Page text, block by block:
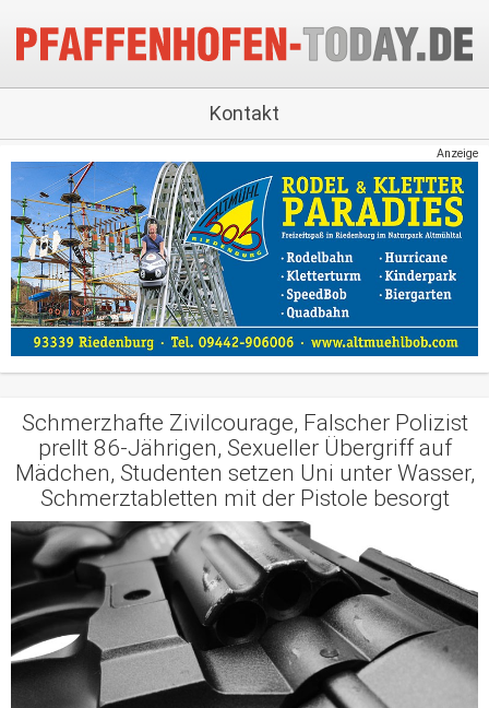
Kontakt
Anzeige
Schmerzhafte Zivilcourage, Falscher Polizist
prellt 86-Jährigen, Sexueller Übergriff auf
Mädchen, Studenten setzen Uni unter Wasser,
Schmerztabletten mit der Pistole besorgt